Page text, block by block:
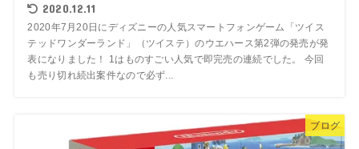
2020.12.11
2020年7月20日にディズニーの人気スマートフォンゲーム「ツイス
テッドワンダーランド」（ツイステ）のウエハース第2弾の発売が発
表になりました！ 1はものすごい人気で即完売の連続でした。 今回
も売り切れ続出案件なので必ず...
ブログ